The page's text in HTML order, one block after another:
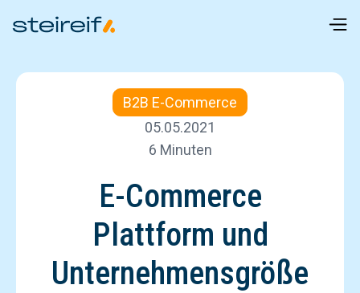
B2B E-Commerce
05.05.2021
6 Minuten
E-Commerce
Plattform und
Unternehmensgröße